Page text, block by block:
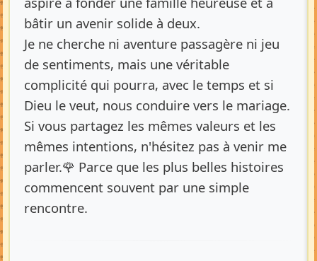
bâtir un avenir solide à deux.
Je ne cherche ni aventure passagère ni jeu
de sentiments, mais une véritable
complicité qui pourra, avec le temps et si
Dieu le veut, nous conduire vers le mariage.
Si vous partagez les mêmes valeurs et les
mêmes intentions, n'hésitez pas à venir me
parler.🌹 Parce que les plus belles histoires
commencent souvent par une simple
rencontre.